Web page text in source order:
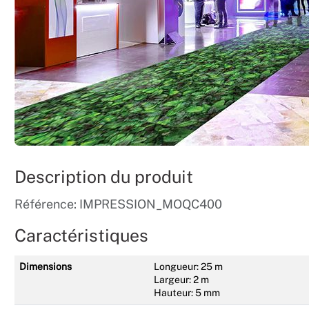
Description du produit
Référence: IMPRESSION_MOQC400
Caractéristiques
Dimensions
Longueur: 25 m
Largeur: 2 m
Hauteur: 5 mm